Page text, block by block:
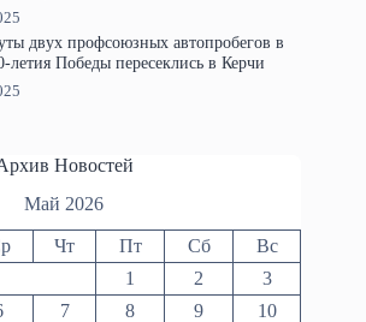
двух профсоюзных автопробегов в
летия Победы пересеклись в Керчи
Новостей
Май 2026
Чт Пт Сб
Вс
1
2
3
7 8 9
10